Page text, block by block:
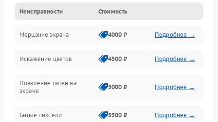
Питание и запуск
Подсветка и LED-модули
Звук и аудиосистема
Сигнал и приём каналов
Неисправности Стоимость
Мерцание экрана 4000 ₽ Подробнее →
Искажение цветов 4500 ₽ Подробнее →
Появление пятен на
экране
5000 ₽ Подробнее →
Битые пиксели 5500 ₽ Подробнее →